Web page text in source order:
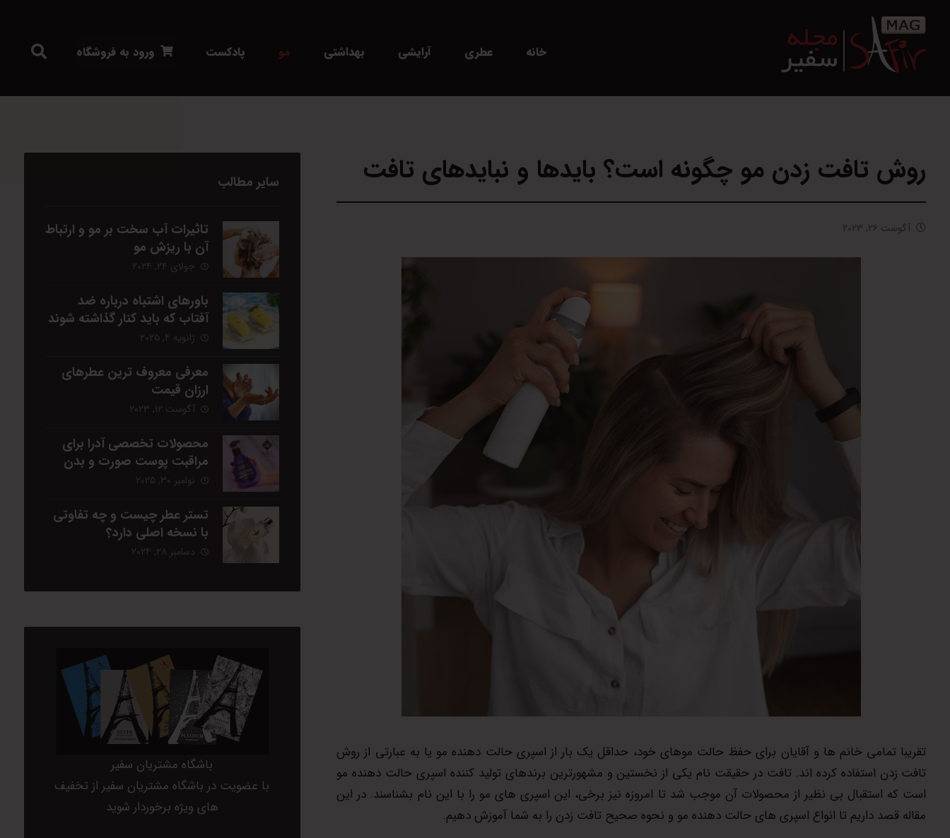
خانه عطری آرایشی بهداشتی مو پادکست ورود به فروشگاه
روش تافت زدن مو چگونه است؟ بایدها و نبایدهای تافت
آگوست ۲۶, ۲۰۲۳
تقریبا تمامی خانم ها و آقایان برای حفظ حالت موهای خود، حداقل یک بار از اسپری حالت دهنده مو یا به عبارتی از روش
تافت زدن استفاده کرده اند. تافت در حقیقت نام یکی از نخستین و مشهورترین برندهای تولید کننده اسپری حالت دهنده مو
است که استقبال بی نظیر از محصولات آن موجب شد تا امروزه نیز برخی، این اسپری های مو را با این نام بشناسند. در این
مقاله قصد داریم تا انواع اسپری های حالت دهنده مو و نحوه صحیح تافت زدن را به شما آموزش دهیم.
سایر مطالب
تاثیرات آب سخت بر مو و ارتباط
آن با ریزش مو
جولای ۲۴, ۲۰۲۴
باورهای اشتباه درباره ضد
آفتاب که باید کنار گذاشته شوند
ژانویه ۴, ۲۰۲۵
معرفی معروف ترین عطرهای
ارزان قیمت
آگوست ۱۲, ۲۰۲۳
محصولات تخصصی آدرا برای
مراقبت پوست صورت و بدن
نوامبر ۳۰, ۲۰۲۵
تستر عطر چیست و چه تفاوتی
با نسخه اصلی دارد؟
دسامبر ۲۸, ۲۰۲۴
باشگاه مشتریان سفیر
با عضویت در باشگاه مشتریان سفیر از تخفیف
های ویژه برخوردار شوید